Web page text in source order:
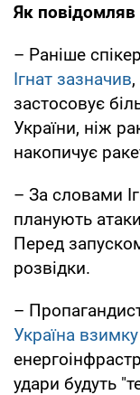
Як повідомляв
– Раніше
Ігнат зазначив
застосовує
України, ніж
накопичує
– За словами
планують
Перед
розвідки.
–
Україна взимку
удари будуть